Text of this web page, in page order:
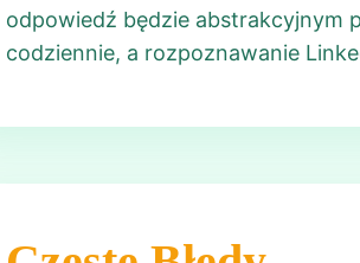
odpowiedź będzie abstrakcyjnym
codziennie, a rozpoznawanie